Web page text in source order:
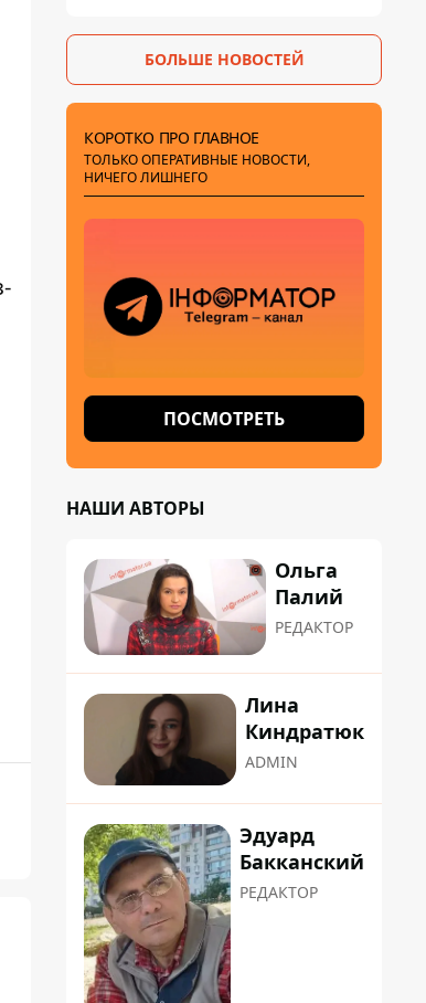
БОЛЬШЕ НОВОСТЕЙ
КОРОТКО ПРО ГЛАВНОЕ
ТОЛЬКО ОПЕРАТИВНЫЕ НОВОСТИ,
НИЧЕГО ЛИШНЕГО
ПОСМОТРЕТЬ
НАШИ АВТОРЫ
Ольга
Палий
РЕДАКТОР
Лина
Киндратюк
ADMIN
Эдуард
Бакканский
РЕДАКТОР